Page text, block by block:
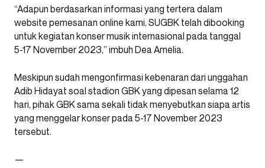
“Adapun berdasarkan informasi yang tertera dalam
website pemesanan online kami, SUGBK telah dibooking
untuk kegiatan konser musik internasional pada tanggal
5-17 November 2023,” imbuh Dea Amelia.
Meskipun sudah mengonfirmasi kebenaran dari unggahan
Adib Hidayat soal stadion GBK yang dipesan selama 12
hari, pihak GBK sama sekali tidak menyebutkan siapa artis
yang menggelar konser pada 5-17 November 2023
tersebut.
—